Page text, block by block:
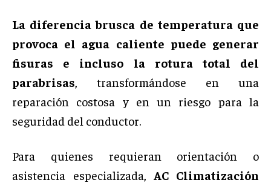
La diferencia brusca de temperatura que
provoca el agua caliente puede generar
fisuras e incluso la rotura total del
parabrisas , transformándose en una
reparación costosa y en un riesgo para la
seguridad del conductor.
Para quienes requieran orientación o
asistencia especializada, AC Climatización